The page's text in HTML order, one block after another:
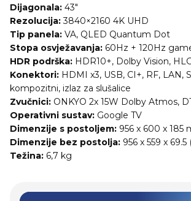
Dijagonala: 43″
Rezolucija:3840×2160 4K UHD
Tip panela: VA, QLED Quantum Dot
Stopa osvježavanja: 60Hz + 120Hz
HDR podrška: HDR10+, Dolby Vision,
Konektori: HDMI x3, USB, CI+, RF, LAN,
kompozitni, izlaz za slušalice
Zvučnici: ONKYO 2x 15W Dolby Atmos,
Operativni sustav: Google TV
Dimenzije s postoljem: 956 x 600 x 185
Dimenzije bez postolja: 956 x 559 x 69.5
Težina: 6,7 kg